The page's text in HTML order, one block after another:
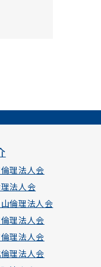
理法人会
法人会
倫理法人会
理法人会
理法人会
理法人会